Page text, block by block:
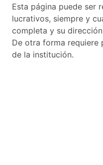
Esta página puede ser
lucrativos, siempre y
completa y su
De otra forma requiere
de la institución.